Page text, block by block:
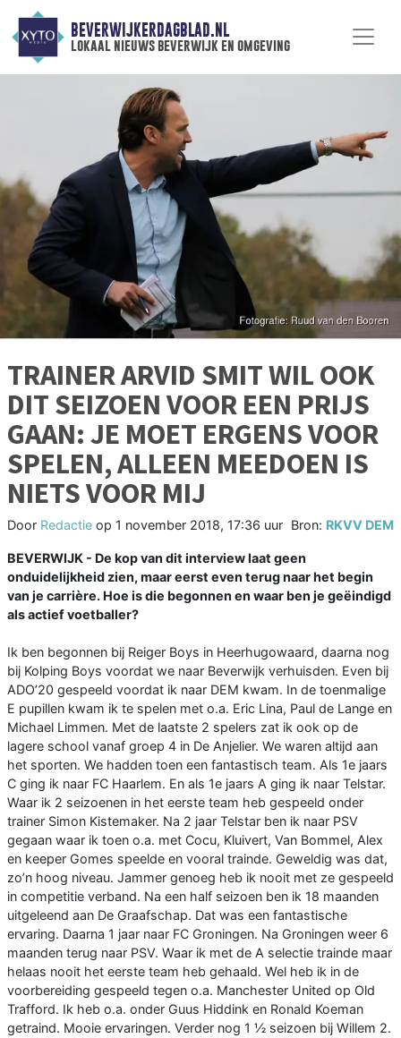
BEVERWIJKERDAGBLAD.NL
lokaal nieuws beverwijk en omgeving
TRAINER ARVID SMIT WIL OOK
DIT SEIZOEN VOOR EEN PRIJS
GAAN: JE MOET ERGENS VOOR
SPELEN, ALLEEN MEEDOEN IS
NIETS VOOR MIJ
Door Redactie op 1 november 2018, 17:36 uur Bron: RKVV DEM
BEVERWIJK - De kop van dit interview laat geen
onduidelijkheid zien, maar eerst even terug naar het begin
van je carrière. Hoe is die begonnen en waar ben je geëindigd
als actief voetballer?
Ik ben begonnen bij Reiger Boys in Heerhugowaard, daarna nog
bij Kolping Boys voordat we naar Beverwijk verhuisden. Even bij
ADO’20 gespeeld voordat ik naar DEM kwam. In de toenmalige
E pupillen kwam ik te spelen met o.a. Eric Lina, Paul de Lange en
Michael Limmen. Met de laatste 2 spelers zat ik ook op de
lagere school vanaf groep 4 in De Anjelier. We waren altijd aan
het sporten. We hadden toen een fantastisch team. Als 1e jaars
C ging ik naar FC Haarlem. En als 1e jaars A ging ik naar Telstar.
Waar ik 2 seizoenen in het eerste team heb gespeeld onder
trainer Simon Kistemaker. Na 2 jaar Telstar ben ik naar PSV
gegaan waar ik toen o.a. met Cocu, Kluivert, Van Bommel, Alex
en keeper Gomes speelde en vooral trainde. Geweldig was dat,
zo’n hoog niveau. Jammer genoeg heb ik nooit met ze gespeeld
in competitie verband. Na een half seizoen ben ik 18 maanden
uitgeleend aan De Graafschap. Dat was een fantastische
ervaring. Daarna 1 jaar naar FC Groningen. Na Groningen weer 6
maanden terug naar PSV. Waar ik met de A selectie trainde maar
helaas nooit het eerste team heb gehaald. Wel heb ik in de
voorbereiding gespeeld tegen o.a. Manchester United op Old
Trafford. Ik heb o.a. onder Guus Hiddink en Ronald Koeman
getraind. Mooie ervaringen. Verder nog 1 ½ seizoen bij Willem 2.